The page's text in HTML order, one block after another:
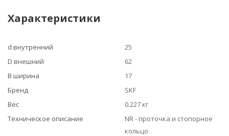
Характеристики
d внутренний
25
D внешний
62
B ширина
17
Бренд
SKF
Вес
0.227 кг
Техническое описание
NR - проточка и стопорное
кольцо